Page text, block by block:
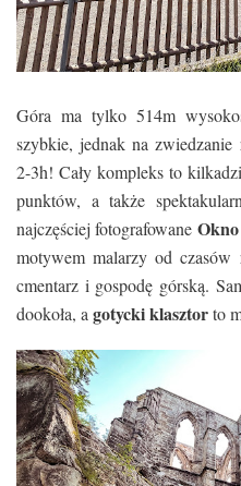
Góra ma tylko 514m
szybkie, jednak na
2-3h! Cały kompleks to
punktów, a także
najczęściej fotografowane
motywem malarzy od czasów
cmentarz i gospodę górską.
dookoła, agotycki klasztorto